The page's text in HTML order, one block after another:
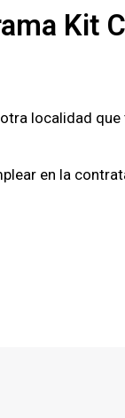
Kit
localidad
en la